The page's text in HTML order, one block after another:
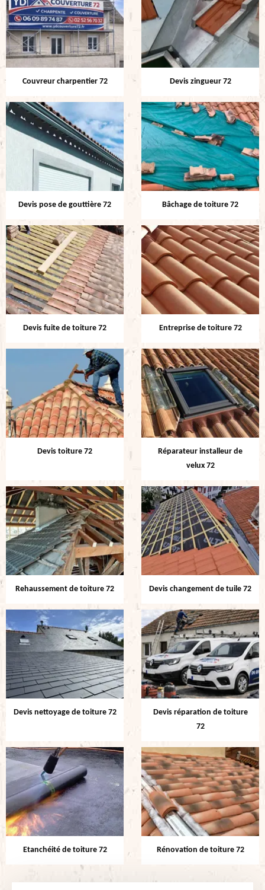
Couvreur charpentier 72 Devis zingueur 72
Devis pose de gouttière 72 Bâchage de toiture 72
Devis fuite de toiture 72 Entreprise de toiture 72
Devis toiture 72
Réparateur installeur de
velux 72
Rehaussement de toiture 72 Devis changement de tuile 72
Devis nettoyage de toiture 72
Devis réparation de toiture
72
Etanchéité de toiture 72 Rénovation de toiture 72